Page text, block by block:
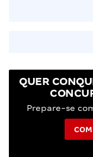
QUER
Prepare-se